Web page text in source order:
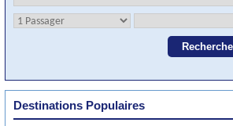
Destinations Populaires